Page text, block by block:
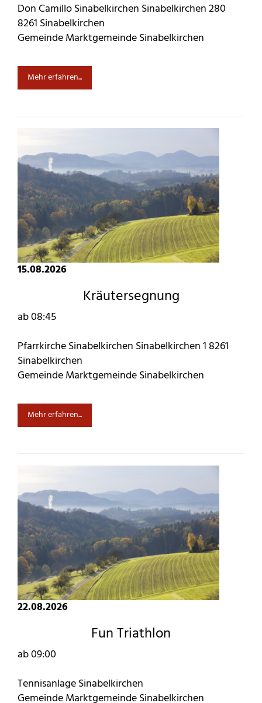
Don Camillo Sinabelkirchen Sinabelkirchen 280
8261 Sinabelkirchen
Gemeinde Marktgemeinde Sinabelkirchen
Mehr erfahren...
15.08.2026
Kräutersegnung
ab 08:45
Pfarrkirche Sinabelkirchen Sinabelkirchen 1 8261
Sinabelkirchen
Gemeinde Marktgemeinde Sinabelkirchen
Mehr erfahren...
22.08.2026
Fun Triathlon
ab 09:00
Tennisanlage Sinabelkirchen
Gemeinde Marktgemeinde Sinabelkirchen